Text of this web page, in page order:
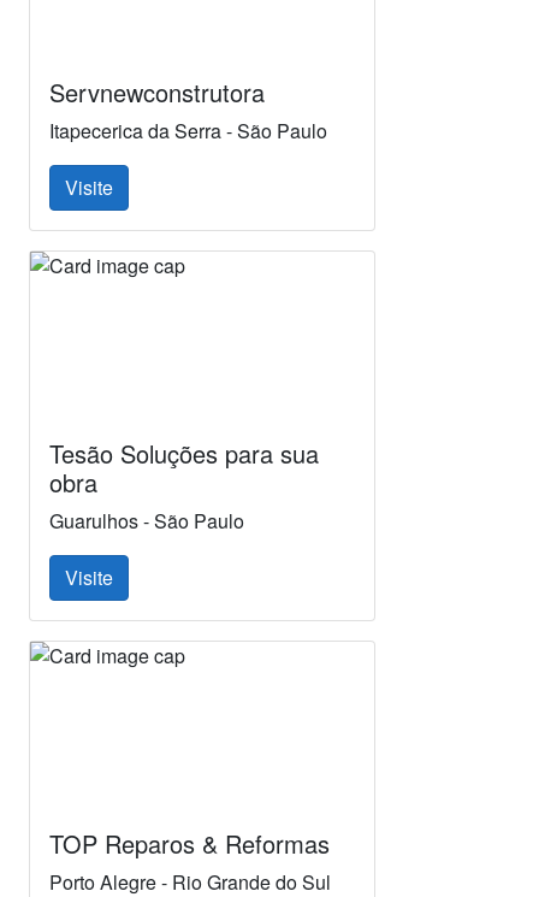
Servnewconstrutora
Itapecerica da Serra - São Paulo
Visite
Tesão Soluções para sua
obra
Guarulhos - São Paulo
Visite
TOP Reparos & Reformas
Porto Alegre - Rio Grande do Sul